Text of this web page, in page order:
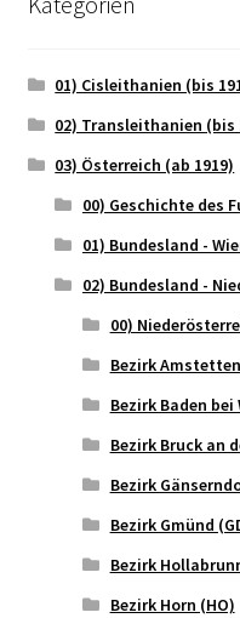
01) Cisleithanien (bis
02) Transleithanien (bis
03) Österreich (ab 1919)
00) Geschichte des
01) Bundesland -
02) Bundesland -
00)
Bezirk
Bezirk Baden bei
Bezirk Bruck an
Bezirk
Bezirk Gmünd
Bezirk
Bezirk Horn (HO)